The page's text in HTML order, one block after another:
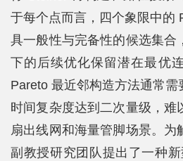
于每个点而言，四个象限中的
具一般性与完备性的候选集合
下的后续优化保留潜在最优
Pareto 最近邻构造方法通常需
时间复杂度达到二次量级，难
扇出线网和海量管脚场景。为
副教授研究团队提出了一种